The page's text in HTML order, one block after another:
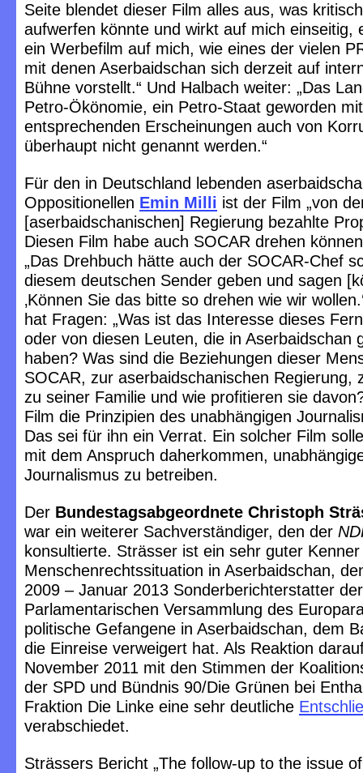
Seite blendet dieser Film alles aus, was
aufwerfen könnte und wirkt auf mich einseitig,
ein Werbefilm auf mich, wie eines der vielen
mit denen Aserbaidschan sich derzeit auf
Bühne vorstellt.“ Und Halbach weiter: „Das
Petro-Ökönomie, ein Petro-Staat geworden mit
entsprechenden Erscheinungen auch von
überhaupt nicht genannt werden.“
Für den in Deutschland lebenden
Oppositionellen Emin Milli ist der Film „von
[aserbaidschanischen] Regierung bezahlte
Diesen Film habe auch SOCAR drehen
„Das Drehbuch hätte auch der SOCAR-Chef
diesem deutschen Sender geben und sagen
‚Können Sie das bitte so drehen wie wir
hat Fragen: „Was ist das Interesse dieses
oder von diesen Leuten, die in Aserbaidschan
haben? Was sind die Beziehungen dieser
SOCAR, zur aserbaidschanischen Regierung,
zu seiner Familie und wie profitieren sie
Film die Prinzipien des unabhängigen
Das sei für ihn ein Verrat. Ein solcher Film
mit dem Anspruch daherkommen,
Journalismus zu betreiben.
Der Bundestagsabgeordnete Christoph
war ein weiterer Sachverständiger, den der
konsultierte. Strässer ist ein sehr guter
Menschenrechtssituation in Aserbaidschan,
2009 – Januar 2013 Sonderberichterstatter der
Parlamentarischen Versammlung des
politische Gefangene in Aserbaidschan, dem
die Einreise verweigert hat. Als Reaktion
November 2011 mit den Stimmen der
der SPD und Bündnis 90/Die Grünen bei
Fraktion Die Linke eine sehr deutliche
verabschiedet.
Strässers Bericht „The follow-up to the issue